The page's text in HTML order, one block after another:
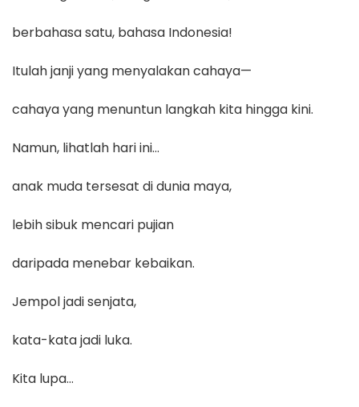
berbahasa satu, bahasa Indonesia!
Itulah janji yang menyalakan cahaya—
cahaya yang menuntun langkah kita hingga kini.
Namun, lihatlah hari ini…
anak muda tersesat di dunia maya,
lebih sibuk mencari pujian
daripada menebar kebaikan.
Jempol jadi senjata,
kata-kata jadi luka.
Kita lupa…